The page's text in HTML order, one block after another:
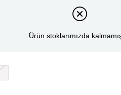
Ürün stoklarımızda